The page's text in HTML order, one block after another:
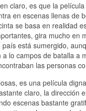
claro, es que la
en escenas llenas de
se basa en realidad
gira mucho
está sumergido,
lo campos de batalla a
las personas
es una película
claro, la dirección
escenas bastante